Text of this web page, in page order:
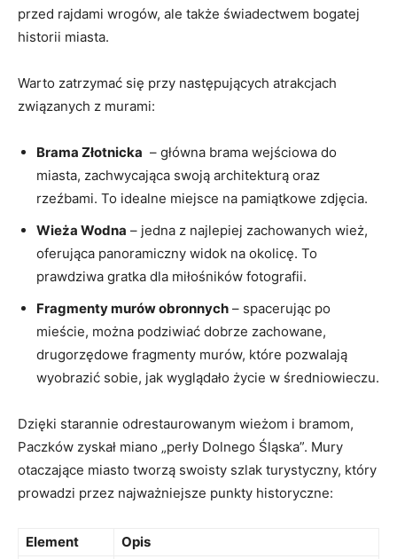
przed rajdami‌ wrogów, ale ⁣także świadectwem bogatej
historii‍ miasta.
Warto zatrzymać​ się‌ przy ⁤następujących atrakcjach
związanych z murami:
Brama ⁣Złotnicka ⁢ – główna brama wejściowa do
miasta, zachwycająca swoją architekturą ⁤oraz⁢
rzeźbami. To ⁢idealne ​miejsce na pamiątkowe zdjęcia.
Wieża Wodna – jedna z najlepiej⁤ zachowanych wież,​
oferująca ⁤panoramiczny ⁢widok⁤ na ⁤okolicę. To
⁣prawdziwa ​gratka⁤ dla‌ miłośników fotografii.
Fragmenty ⁣murów obronnych – spacerując po
mieście, można⁣ podziwiać dobrze zachowane,
drugorzędowe fragmenty murów, które pozwalają
wyobrazić sobie,⁣ jak wyglądało życie w średniowieczu.
Dzięki‍ starannie ⁤odrestaurowanym⁣ wieżom​ i bramom,
Paczków zyskał miano „perły Dolnego Śląska”. ‍Mury
otaczające miasto tworzą swoisty szlak turystyczny, który⁢
prowadzi przez ​najważniejsze‌ punkty ​historyczne:
Element
Opis